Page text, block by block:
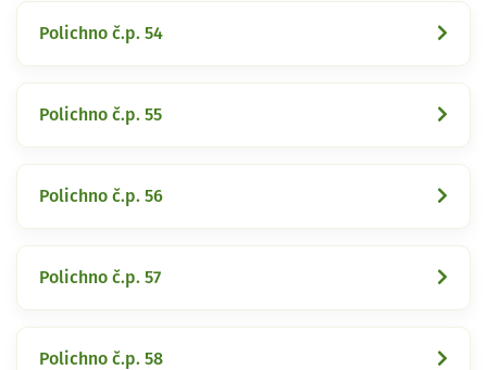
Polichno č.p. 54
Polichno č.p. 55
Polichno č.p. 56
Polichno č.p. 57
Polichno č.p. 58